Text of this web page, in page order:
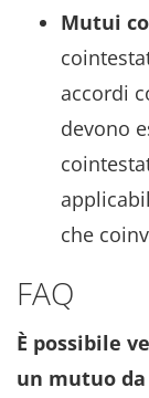
Mutui
accordi
devono
che
FAQ
È possibile
un mutuo da